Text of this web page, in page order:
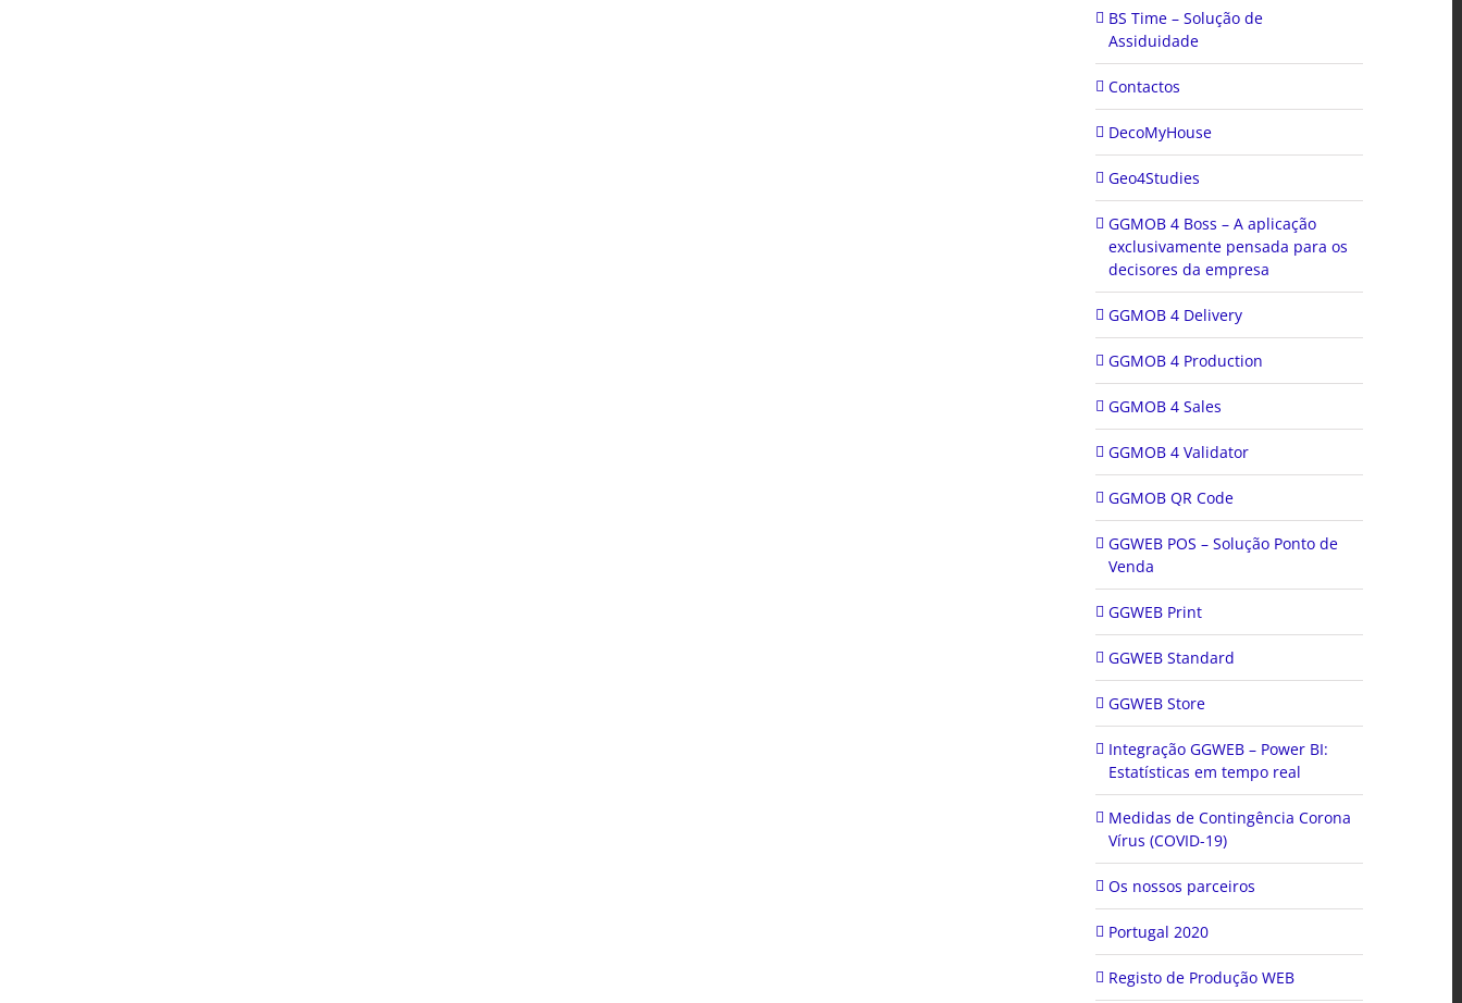
BS Time – Solução de
Assiduidade
Contactos
DecoMyHouse
Geo4Studies
GGMOB 4 Boss – A aplicação
exclusivamente pensada para os
decisores da empresa
GGMOB 4 Delivery
GGMOB 4 Production
GGMOB 4 Sales
GGMOB 4 Validator
GGMOB QR Code
GGWEB POS – Solução Ponto de
Venda
GGWEB Print
GGWEB Standard
GGWEB Store
Integração GGWEB – Power BI:
Estatísticas em tempo real
Medidas de Contingência Corona
Vírus (COVID-19)
Os nossos parceiros
Portugal 2020
Registo de Produção WEB